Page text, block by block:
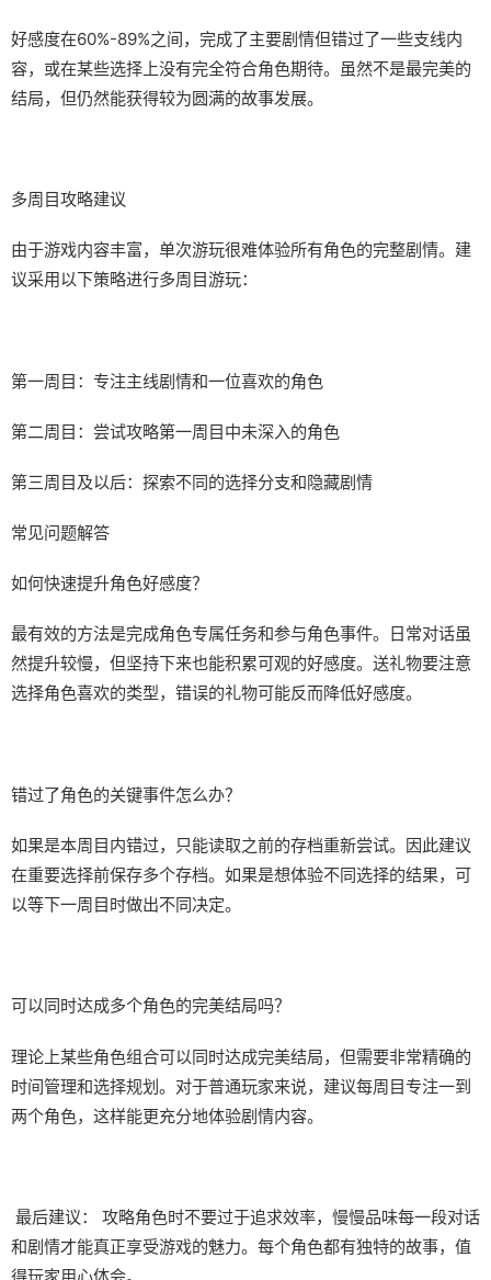
好感度在60%-89%之间，完成了主要剧情但错过了一些支线内
容，或在某些选择上没有完全符合角色期待。虽然不是最完美的
结局，但仍然能获得较为圆满的故事发展。
多周目攻略建议
由于游戏内容丰富，单次游玩很难体验所有角色的完整剧情。建
议采用以下策略进行多周目游玩：
第一周目：专注主线剧情和一位喜欢的角色
第二周目：尝试攻略第一周目中未深入的角色
第三周目及以后：探索不同的选择分支和隐藏剧情
常见问题解答
如何快速提升角色好感度？
最有效的方法是完成角色专属任务和参与角色事件。日常对话虽
然提升较慢，但坚持下来也能积累可观的好感度。送礼物要注意
选择角色喜欢的类型，错误的礼物可能反而降低好感度。
错过了角色的关键事件怎么办？
如果是本周目内错过，只能读取之前的存档重新尝试。因此建议
在重要选择前保存多个存档。如果是想体验不同选择的结果，可
以等下一周目时做出不同决定。
可以同时达成多个角色的完美结局吗？
理论上某些角色组合可以同时达成完美结局，但需要非常精确的
时间管理和选择规划。对于普通玩家来说，建议每周目专注一到
两个角色，这样能更充分地体验剧情内容。
最后建议： 攻略角色时不要过于追求效率，慢慢品味每一段对话
和剧情才能真正享受游戏的魅力。每个角色都有独特的故事，值